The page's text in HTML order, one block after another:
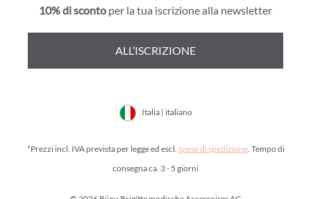
10% di sconto per la tua iscrizione alla newsletter
ALL’ISCRIZIONE
Italia | italiano
*Prezzi incl. IVA prevista per legge ed escl. spese di spedizione. Tempo di
consegna ca. 3 - 5 giorni